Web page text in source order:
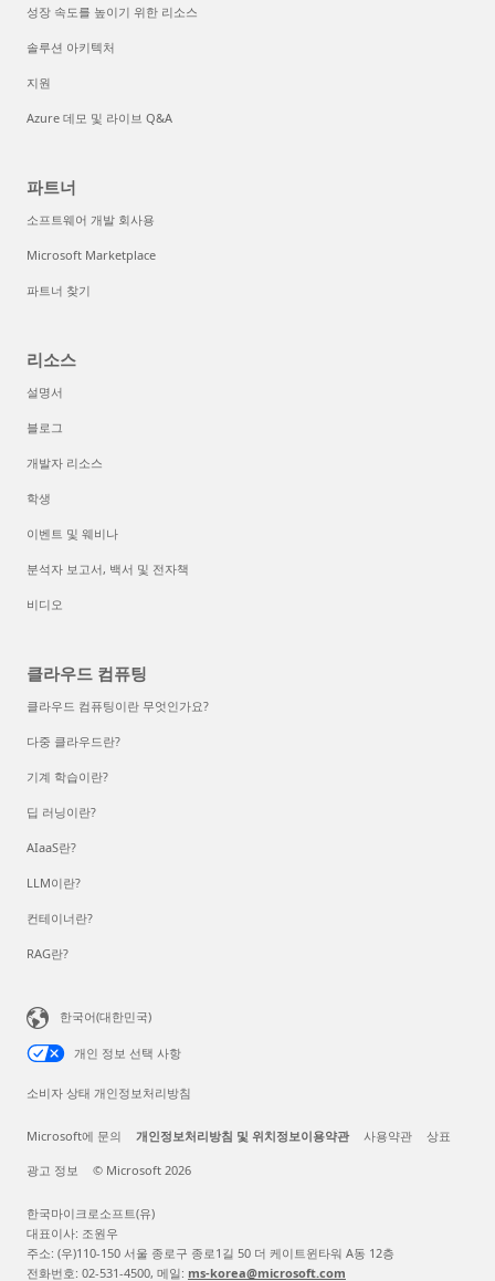
성장 속도를 높이기 위한 리소스
솔루션 아키텍처
지원
Azure 데모 및 라이브 Q&A
파트너
소프트웨어 개발 회사용
Microsoft Marketplace
파트너 찾기
리소스
설명서
블로그
개발자 리소스
학생
이벤트 및 웨비나
분석자 보고서, 백서 및 전자책
비디오
클라우드 컴퓨팅
클라우드 컴퓨팅이란 무엇인가요?
다중 클라우드란?
기계 학습이란?
딥 러닝이란?
AIaaS란?
LLM이란?
컨테이너란?
RAG란?
한국어(대한민국)
개인 정보 선택 사항
소비자 상태 개인정보처리방침
Microsoft에 문의 개인정보처리방침 및 위치정보이용약관 사용약관 상표
광고 정보 © Microsoft 2026
한국마이크로소프트(유)
대표이사: 조원우
주소: (우)110-150 서울 종로구 종로1길 50 더 케이트윈타워 A동 12층
전화번호: 02-531-4500, 메일: ms-korea@microsoft.com